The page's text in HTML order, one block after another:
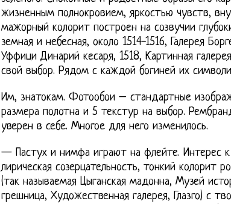
жизненным полнокровием, яркостью чувств,
мажорный колорит построен на созвучии
земная и небесная, около 1514-1516, Галерея
Уффици Динарий кесаря, 1518, Картинная
свой выбор. Рядом с каждой богиней их
Им, знатокам. Фотообои – стандартные
размера полотна и 5 текстур на выбор.
уверен в себе. Многое для него изменилось.
— Пастух и нимфа играют на флейте. Интерес к
лирическая созерцательность, тонкий колорит
(так называемая Цыганская мадонна, Музей
грешница, Художественная галерея, Глазго) с